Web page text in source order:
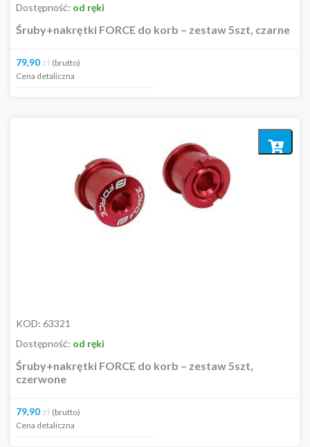
Dostępność: od ręki
Śruby+nakrętki FORCE do korb – zestaw 5szt, czarne
79,90 zł (brutto)
Cena detaliczna
KOD: 63321
Dostępność: od ręki
Śruby+nakrętki FORCE do korb – zestaw 5szt,
czerwone
79,90 zł (brutto)
Cena detaliczna
Dodaj